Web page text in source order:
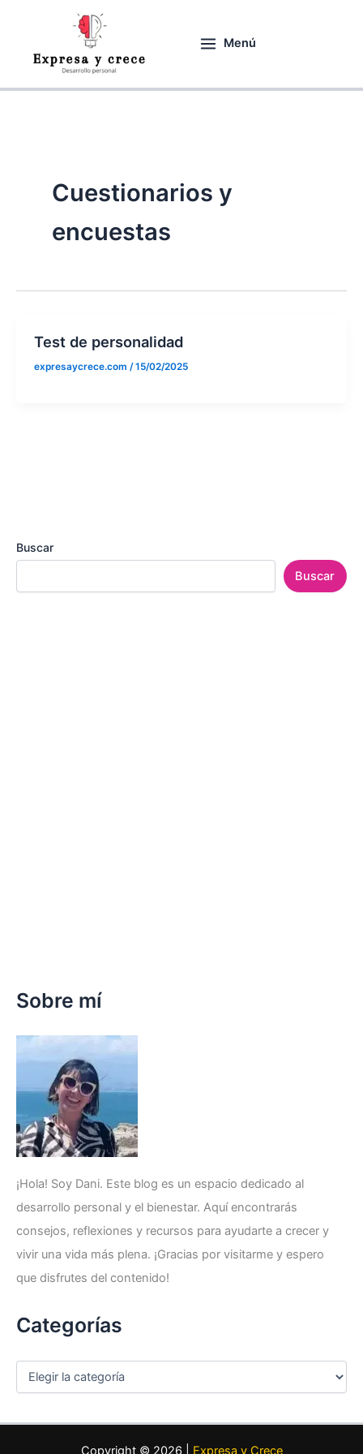
Menú
Buscar
Buscar
Sobre mí
¡Hola! Soy Dani. Este blog es un espacio dedicado al
desarrollo personal y el bienestar. Aquí encontrarás
consejos, reflexiones y recursos para ayudarte a crecer y
vivir una vida más plena. ¡Gracias por visitarme y espero
que disfrutes del contenido!
Categorías
C
Cuestionarios y
encuestas
Test de personalidad
expresaycrece.com /15/02/2025
Copyright © 2026 | Expresa y Crece